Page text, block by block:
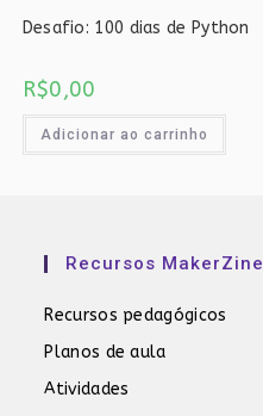
Desafio: 100 dias de Python
R$0,00
Adicionar ao carrinho
Recursos MakerZine
Recursos pedagógicos
Planos de aula
Atividades